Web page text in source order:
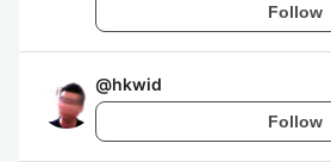
Follow
@hkwid
Follow